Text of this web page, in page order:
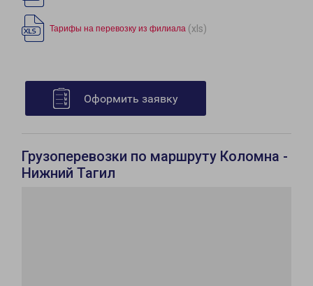
Тарифы на перевозку из филиала (xls)
Оформить заявку
Грузоперевозки по маршруту Коломна -
Нижний Тагил